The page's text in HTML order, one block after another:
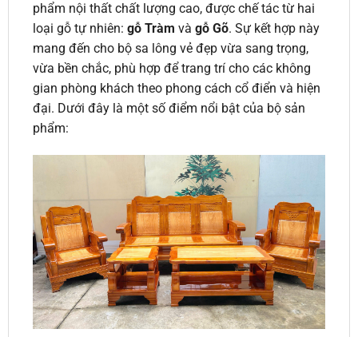
phẩm nội thất chất lượng cao, được chế tác từ hai
loại gỗ tự nhiên: gỗ Tràm và gỗ Gõ. Sự kết hợp này
mang đến cho bộ sa lông vẻ đẹp vừa sang trọng,
vừa bền chắc, phù hợp để trang trí cho các không
gian phòng khách theo phong cách cổ điển và hiện
đại. Dưới đây là một số điểm nổi bật của bộ sản
phẩm: